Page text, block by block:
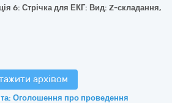
6: Стрічка для ЕКГ: Вид: Z-складання,
архівом
Оголошення про проведення